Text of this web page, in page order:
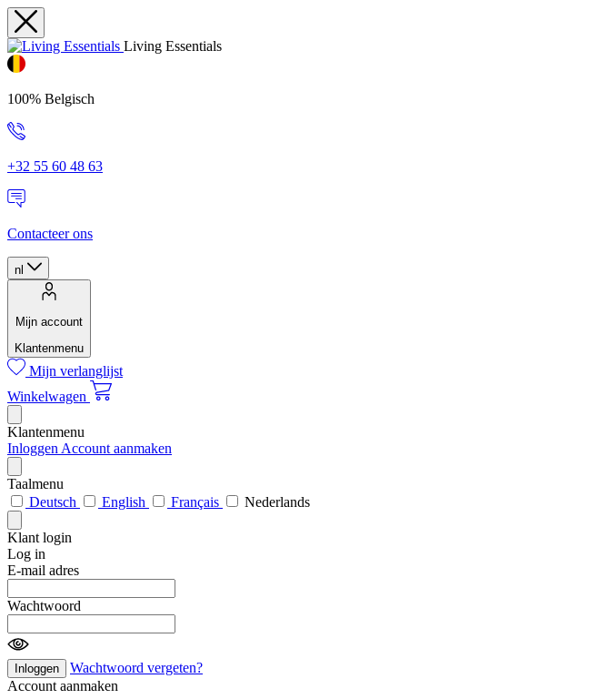
Living Essentials
100% Belgisch
+32 55 60 48 63
Contacteer ons
nl
Mijn account
Klantenmenu
Mijn verlanglijst
Winkelwagen
Klantenmenu
Inloggen Account aanmaken
Taalmenu
Deutsch
English Français Nederlands
Klant login
Log in
E-mail adres
Wachtwoord
Inloggen
Wachtwoord vergeten?
Account aanmaken